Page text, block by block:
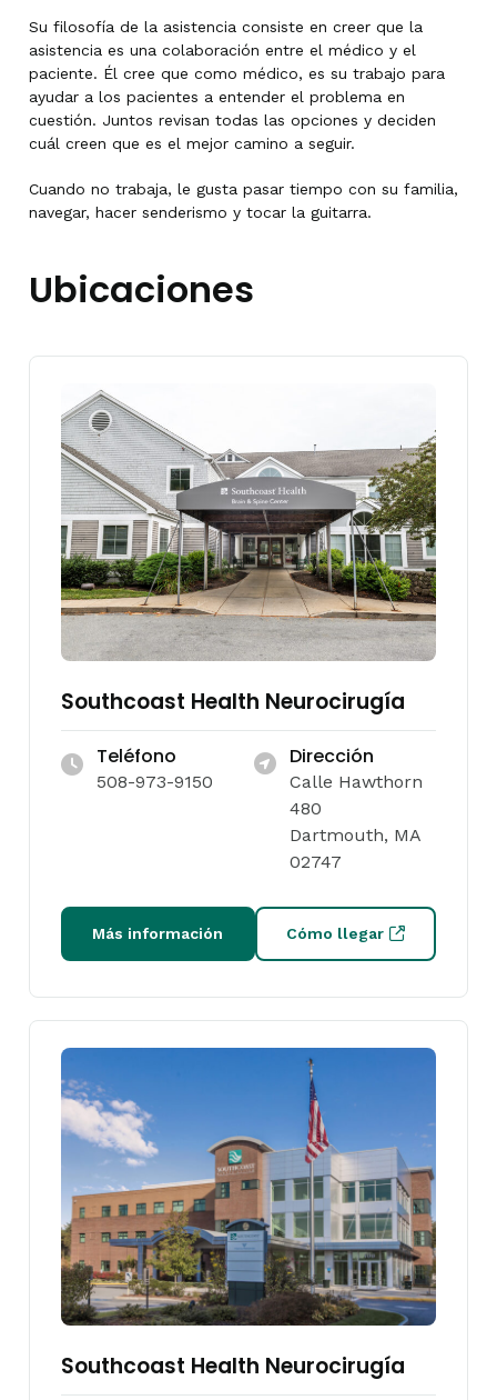
Su filosofía de la asistencia consiste en creer que la
asistencia es una colaboración entre el médico y el
paciente. Él cree que como médico, es su trabajo para
ayudar a los pacientes a entender el problema en
cuestión. Juntos revisan todas las opciones y deciden
cuál creen que es el mejor camino a seguir.
Cuando no trabaja, le gusta pasar tiempo con su familia,
navegar, hacer senderismo y tocar la guitarra.
Ubicaciones
Southcoast Health Neurocirugía
Teléfono
508-973-9150
Dirección
Calle Hawthorn
480
Dartmouth, MA
02747
Más información Cómo llegar
Southcoast Health Neurocirugía